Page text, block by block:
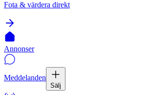
Fota & värdera direkt
Annonser
Meddelanden
Sälj